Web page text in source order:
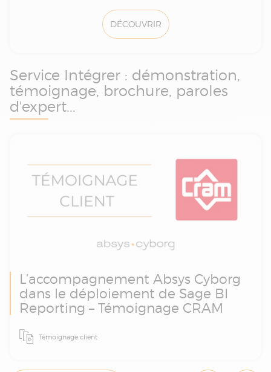
DÉCOUVRIR
Service Intégrer : démonstration,
témoignage, brochure, paroles
d'expert...
L’accompagnement Absys Cyborg
dans le déploiement de Sage BI
Reporting – Témoignage CRAM
Face à des reportings sociaux lourds à
produire, CRAM a fait appel à Absys Cyborg
Témoignage client